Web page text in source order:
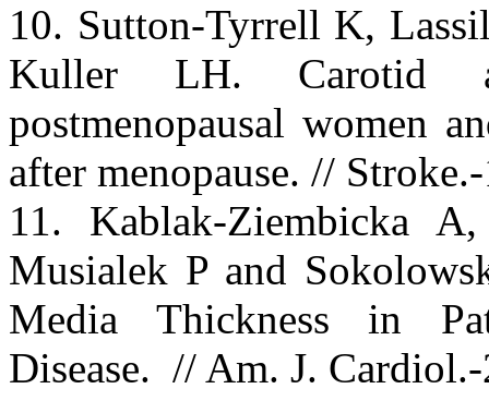
10. Sutton-Tyrrell K,
Kuller LH. Carotid
postmenopausal women
after menopause. //
11. Kablak-Ziembicka
Musialek P and
Media Thickness in
Disease. // Am. J.